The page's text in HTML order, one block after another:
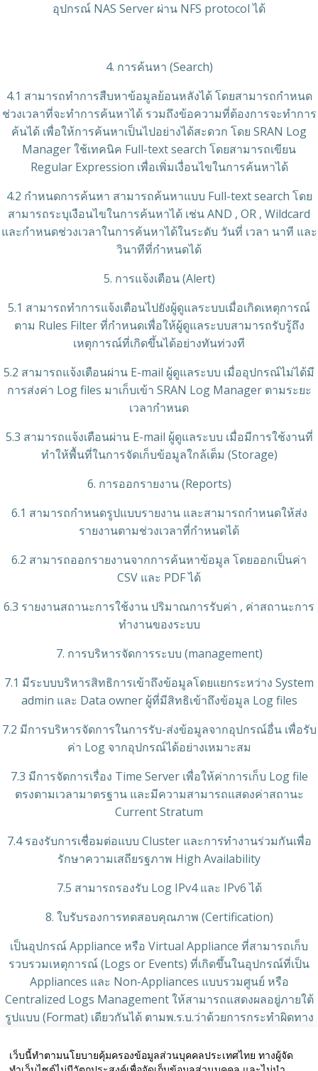
อุปกรณ์ NAS Server ผ่าน NFS protocol ได้
4. การค้นหา (Search)
4.1 สามารถทําการสืบหาข้อมูลย้อนหลังได้ โดยสามารถกําหนด
ช่วงเวลาที่จะทําการค้นหาได้ รวมถึงข้อความที่ต้องการจะทําการ
ค้นได้ เพื่อให้การค้นหาเป็นไปอย่างได้สะดวก โดย SRAN Log
Manager ใช้เทคนิค Full-text search โดยสามารถเขียน
Regular Expression เพื่อเพิ่มเงื่อนไขในการค้นหาได้
4.2 กำหนดการค้นหา สามารถค้นหาแบบ Full-text search โดย
สามารถระบุเงือนไขในการค้นหาได้ เช่น AND , OR , Wildcard
และกำหนดช่วงเวลาในการค้นหาได้ในระดับ วันที่ เวลา นาที และ
วินาทีที่กำหนดได้
5. การแจ้งเตือน (Alert)
5.1 สามารถทําการแจ้งเตือนไปยังผู้ดูแลระบบเมื่อเกิดเหตุการณ์
ตาม Rules Filter ที่กําหนดเพื่อให้ผู้ดูแลระบบสามารถรับรู้ถึง
เหตุการณ์ที่เกิดขึ้นได้อย่างทันท่วงที
5.2 สามารถแจ้งเตือนผ่าน E-mail ผู้ดูแลระบบ เมื่ออุปกรณ์ไม่ได้มี
การส่งค่า Log files มาเก็บเข้า SRAN Log Manager ตามระยะ
เวลากำหนด
5.3 สามารถแจ้งเตือนผ่าน E-mail ผู้ดูแลระบบ เมื่อมีการใช้งานที่
ทำให้พื้นที่ในการจัดเก็บข้อมูลใกล้เต็ม (Storage)
6. การออกรายงาน (Reports)
6.1 สามารถกําหนดรูปแบบรายงาน และสามารถกําหนดให้ส่ง
รายงานตามช่วงเวลาที่กําหนดได้
6.2 สามารถออกรายงานจากการค้นหาข้อมูล โดยออกเป็นค่า
CSV และ PDF ได้
6.3 รายงานสถานะการใช้งาน ปริมาณการรับค่า , ค่าสถานะการ
ทำงานของระบบ
7. การบริหารจัดการระบบ (management)
7.1 มีระบบบริหารสิทธิการเข้าถึงข้อมูลโดยแยกระหว่าง System
admin และ Data owner ผู้ที่มีสิทธิเข้าถึงข้อมูล Log files
7.2 มีการบริหารจัดการในการรับ-ส่งข้อมูลจากอุปกรณ์อื่น เพื่อรับ
ค่า Log จากอุปกรณ์ได้อย่างเหมาะสม
7.3 มีการจัดการเรื่อง Time Server เพื่อให้ค่าการเก็บ Log file
ตรงตามเวลามาตรฐาน และมีความสามารถแสดงค่าสถานะ
Current Stratum
7.4 รองรับการเชื่อมต่อแบบ Cluster และการทำงานร่วมกันเพื่อ
รักษาความเสถียรฐภาพ High Availability
7.5 สามารถรองรับ Log IPv4 และ IPv6 ได้
8. ใบรับรองการทดสอบคุณภาพ (Certification)
เป็นอุปกรณ์ Appliance หรือ Virtual Appliance ที่สามารถเก็บ
รวบรวมเหตุการณ์ (Logs or Events) ที่เกิดขึ้นในอุปกรณ์ที่เป็น
Appliances และ Non-Appliances แบบรวมศูนย์ หรือ
Centralized Logs Management ให้สามารถแสดงผลอยู่ภายใต้
รูปแบบ (Format) เดียวกันได้ ตามพ.ร.บ.ว่าด้วยการกระทําผิดทาง
หนด NECTEC Standard NTS 4003.1-2560 มาตรฐานระบบเก็บ
เว็บนี้ทำตามนโยบายคุ้มครองข้อมูลส่วนบุคคลประเทศไทย ทางผู้จัด